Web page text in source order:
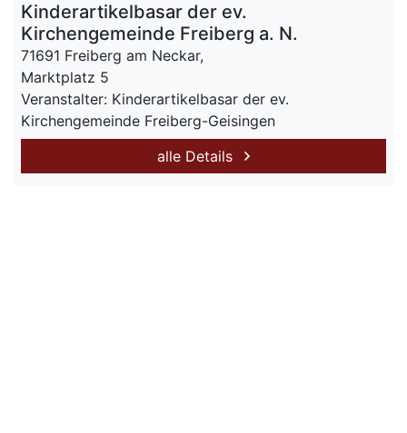
Kinderartikelbasar der ev.
Kirchengemeinde Freiberg a. N.
71691 Freiberg am Neckar,
Marktplatz 5
Veranstalter: Kinderartikelbasar der ev.
Kirchengemeinde Freiberg-Geisingen
alle Details